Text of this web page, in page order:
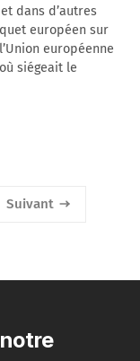
dans d’autres
européen sur
européenne
siégeait le
Suivant